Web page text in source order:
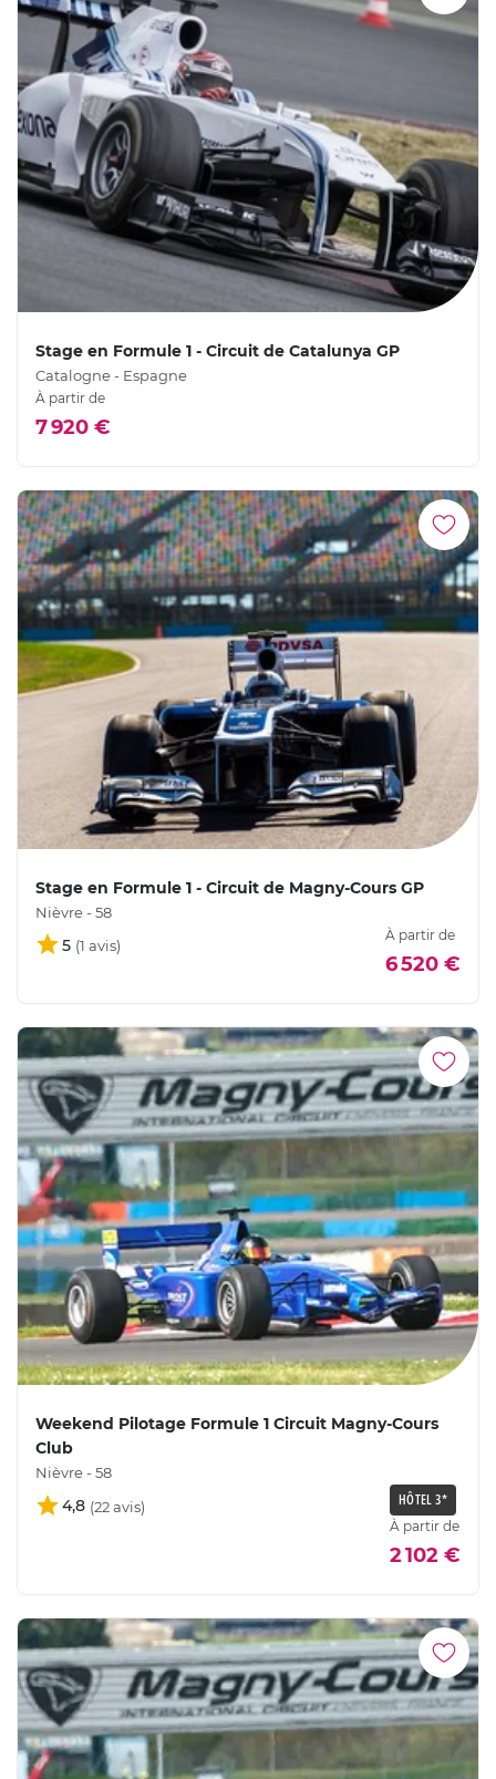
Stage en Formule 1 - Circuit de Catalunya GP
Catalogne - Espagne
À partir de
7 920 €
Stage en Formule 1 - Circuit de Magny-Cours GP
Nièvre - 58
5
À partir de
6 520 €
Weekend Pilotage Formule 1 Circuit Magny-Cours
Club
Nièvre - 58
4,8 HÔTEL 3*
À partir de
2 102 €